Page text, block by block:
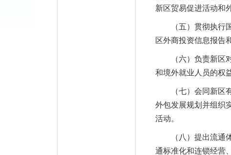
新区贸易促进活动和
（五）贯彻执行国
区外商投资信息报告
（六）负责新区对
和境外就业人员的权
（七）会同新区有
外包发展规划并组织
活动。
（八）提出流通体
通标准化和连锁经营